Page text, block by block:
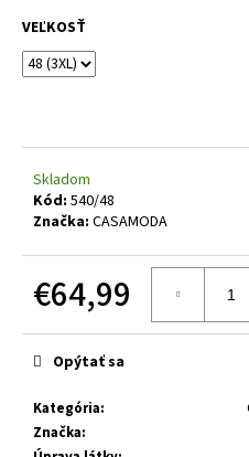
VEĽKOSŤ
Skladom
Kód: 540/48
Značka: CASAMODA
€64,99
cena:
Kategória:
Značka:
Opýtať sa
p
o
r
a
m